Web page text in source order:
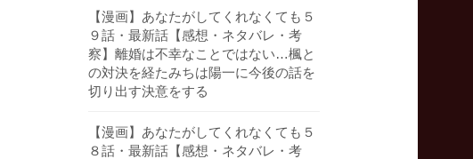
【漫画】あなたがしてくれなくても５
９話・最新話【感想・ネタバレ・考
察】離婚は不幸なことではない…楓と
の対決を経たみちは陽一に今後の話を
切り出す決意をする
【漫画】あなたがしてくれなくても５
８話・最新話【感想・ネタバレ・考